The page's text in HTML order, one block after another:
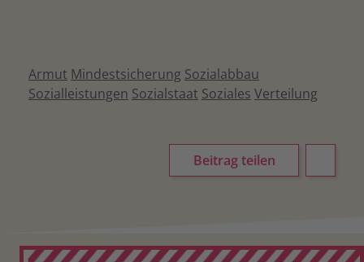
Armut Mindestsicherung Sozialabbau
Sozialleistungen Sozialstaat Soziales Verteilung
Beitrag teilen